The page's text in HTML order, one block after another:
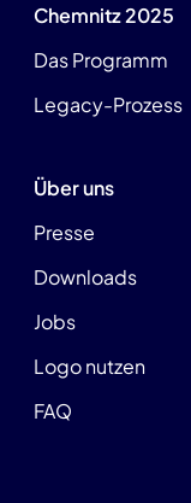
Chemnitz 2025
Das Programm
Legacy-Prozess
Über uns
Presse
Downloads
Jobs
Logo nutzen
FAQ